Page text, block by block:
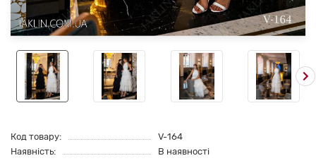
Код товару:
V-164
Наявність:
В наявності